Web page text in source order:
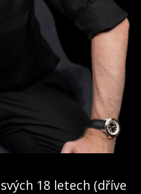
18 letech (dříve